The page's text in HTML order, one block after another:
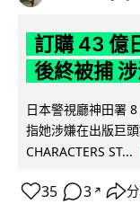
訂購 43 億
後終被捕
日本警視廳神田署
指她涉嫌在出版巨
CHARACTERS ST...
35 3 ↗